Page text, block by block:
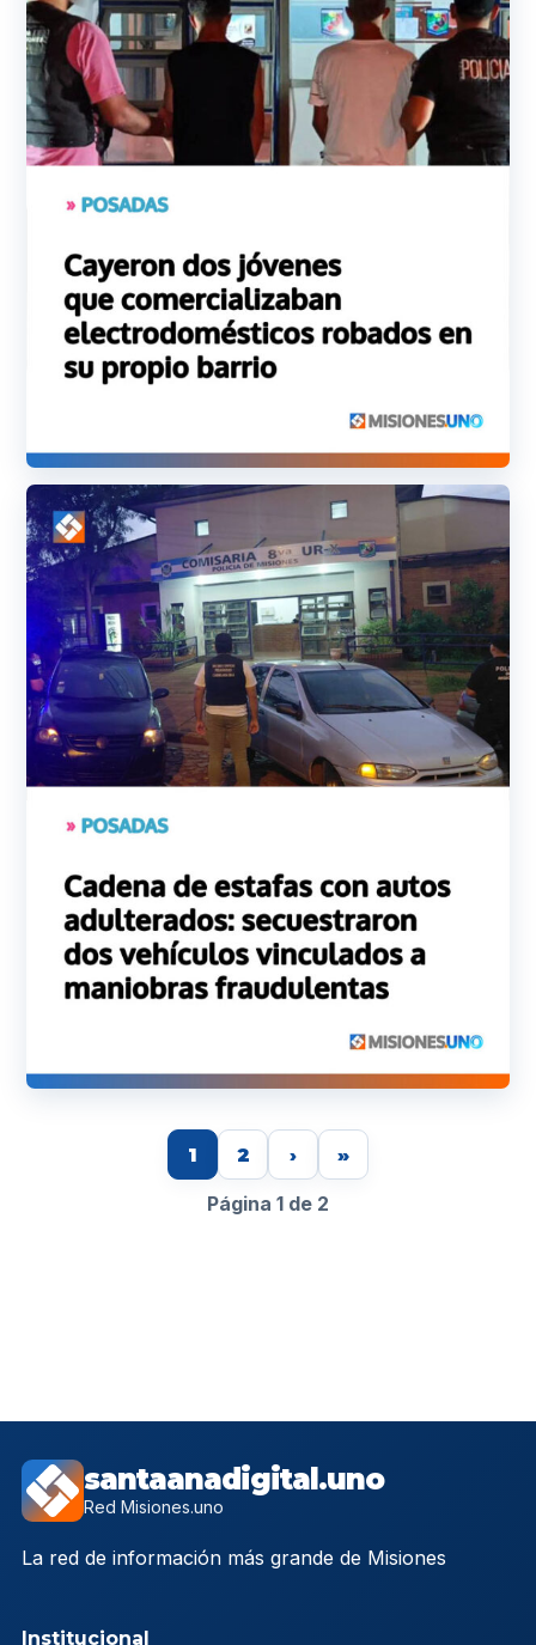
1 2 › »
Página 1 de 2
santaanadigital.uno
Red Misiones.uno
La red de información más grande de Misiones
Institucional